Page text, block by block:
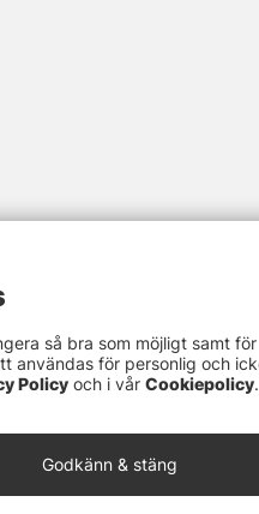
så bra som möjligt samt för
användas för personlig och
Policy och i vår Cookiepolicy.
Godkänn & stäng